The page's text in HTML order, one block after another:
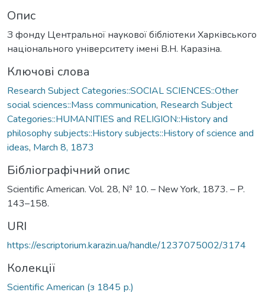
Опис
З фонду Центральної наукової бібліотеки Харківського
національного університету імені В.Н. Каразіна.
Ключові слова
Research Subject Categories::SOCIAL SCIENCES::Other
social sciences::Mass communication, Research Subject
Categories::HUMANITIES and RELIGION::History and
philosophy subjects::History subjects::History of science and
ideas, March 8, 1873
Бібліографічний опис
Scientific American. Vol. 28, № 10. – New York, 1873. – P.
143–158.
URI
https://escriptorium.karazin.ua/handle/1237075002/3174
Колекції
Scientific American (з 1845 р.)